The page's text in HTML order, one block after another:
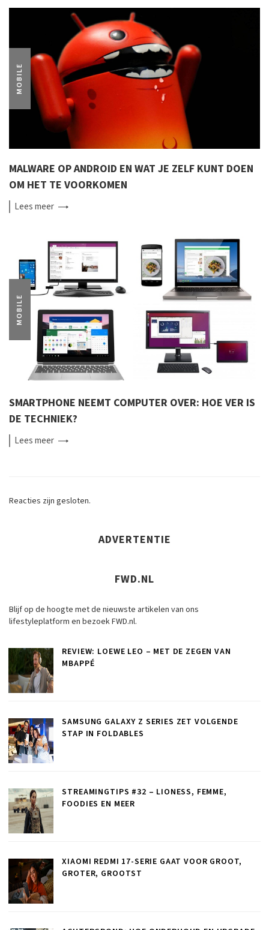
MOBILE
MALWARE OP ANDROID EN WAT JE ZELF KUNT DOEN
OM HET TE VOORKOMEN
Leesmeer
MOBILE
SMARTPHONE NEEMT COMPUTER OVER: HOE VER IS
DE TECHNIEK?
Leesmeer
Reacties zijn gesloten.
ADVERTENTIE
FWD.NL
Blijf op de hoogte met de nieuwste artikelen van ons
lifestyleplatform en bezoek FWD.nl.
REVIEW: LOEWE LEO – MET DE ZEGEN VAN
MBAPPÉ
SAMSUNG GALAXY Z SERIES ZET VOLGENDE
STAP IN FOLDABLES
STREAMINGTIPS #32 – LIONESS, FEMME,
FOODIES EN MEER
XIAOMI REDMI 17-SERIE GAAT VOOR GROOT,
GROTER, GROOTST